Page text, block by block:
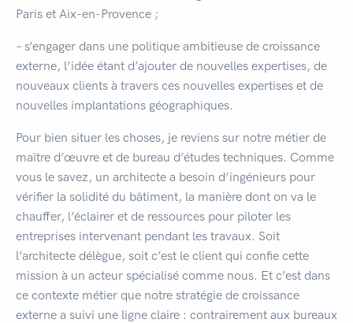
Paris et Aix-en-Provence ;
– s’engager dans une politique ambitieuse de croissance
externe, l’idée étant d’ajouter de nouvelles expertises, de
nouveaux clients à travers ces nouvelles expertises et de
nouvelles implantations géographiques.
Pour bien situer les choses, je reviens sur notre métier de
maître d’œuvre et de bureau d’études techniques. Comme
vous le savez, un architecte a besoin d’ingénieurs pour
vérifier la solidité du bâtiment, la manière dont on va le
chauffer, l’éclairer et de ressources pour piloter les
entreprises intervenant pendant les travaux. Soit
l’architecte délègue, soit c’est le client qui confie cette
mission à un acteur spécialisé comme nous. Et c’est dans
ce contexte métier que notre stratégie de croissance
externe a suivi une ligne claire : contrairement aux bureaux